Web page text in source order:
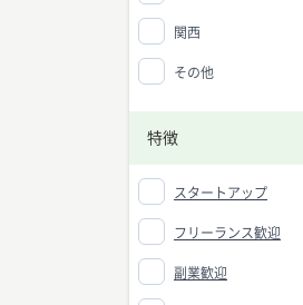
関西
その他
特徴
スタートアップ
フリーランス歓迎
副業歓迎